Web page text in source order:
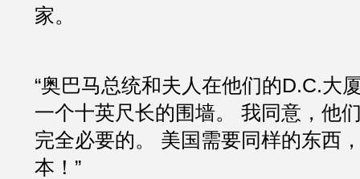
家。
“奥巴马总统和夫人在他们的D.C.大
一个十英尺长的围墙。 我同意，他
完全必要的。 美国需要同样的东西
本！”